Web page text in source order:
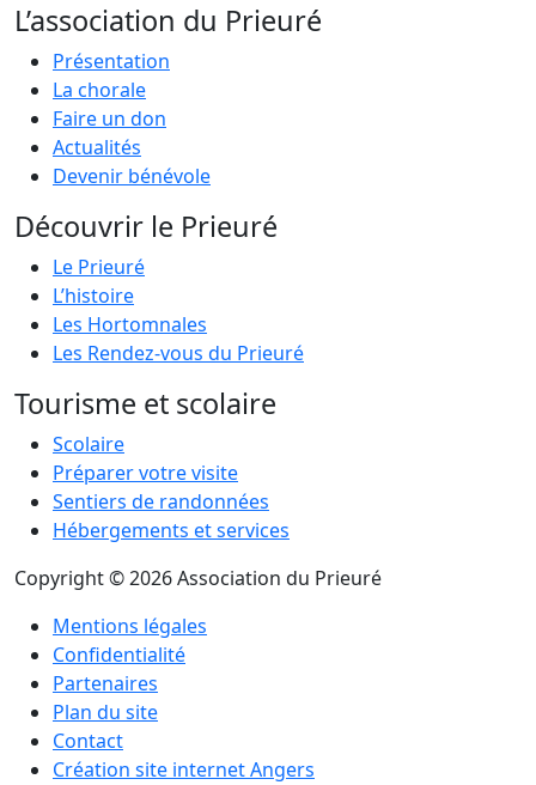
L’association du Prieuré
Présentation
La chorale
Faire un don
Actualités
Devenir bénévole
Découvrir le Prieuré
Le Prieuré
L’histoire
Les Hortomnales
Les Rendez-vous du Prieuré
Tourisme et scolaire
Scolaire
Préparer votre visite
Sentiers de randonnées
Hébergements et services
Copyright © 2026 Association du Prieuré
Mentions légales
Confidentialité
Partenaires
Plan du site
Contact
Création site internet Angers